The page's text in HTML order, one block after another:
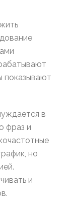
показывают
в
фраз и
но
и